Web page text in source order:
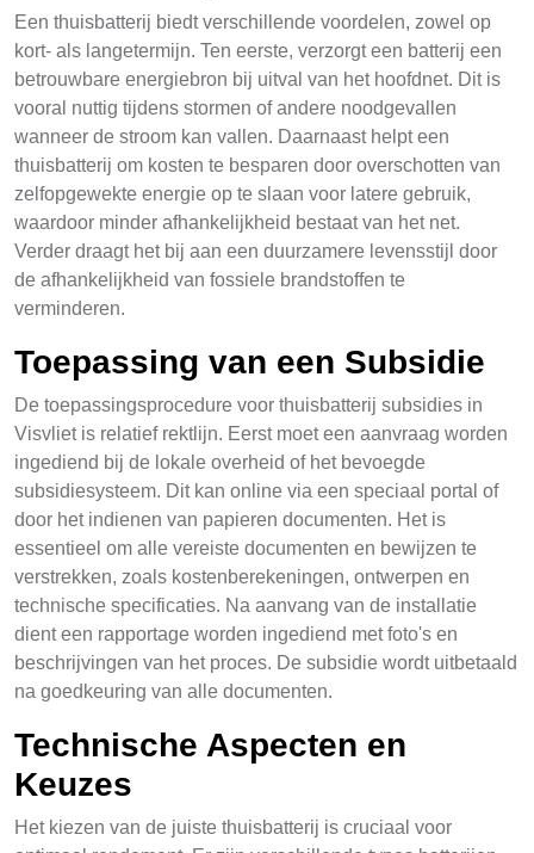
Een thuisbatterij biedt verschillende voordelen, zowel op
kort- als langetermijn. Ten eerste, verzorgt een batterij een
betrouwbare energiebron bij uitval van het hoofdnet. Dit is
vooral nuttig tijdens stormen of andere noodgevallen
wanneer de stroom kan vallen. Daarnaast helpt een
thuisbatterij om kosten te besparen door overschotten van
zelfopgewekte energie op te slaan voor latere gebruik,
waardoor minder afhankelijkheid bestaat van het net.
Verder draagt het bij aan een duurzamere levensstijl door
de afhankelijkheid van fossiele brandstoffen te
verminderen.
Toepassing van een Subsidie
De toepassingsprocedure voor thuisbatterij subsidies in
Visvliet is relatief rektlijn. Eerst moet een aanvraag worden
ingediend bij de lokale overheid of het bevoegde
subsidiesysteem. Dit kan online via een speciaal portal of
door het indienen van papieren documenten. Het is
essentieel om alle vereiste documenten en bewijzen te
verstrekken, zoals kostenberekeningen, ontwerpen en
technische specificaties. Na aanvang van de installatie
dient een rapportage worden ingediend met foto's en
beschrijvingen van het proces. De subsidie wordt uitbetaald
na goedkeuring van alle documenten.
Technische Aspecten en
Keuzes
Het kiezen van de juiste thuisbatterij is cruciaal voor